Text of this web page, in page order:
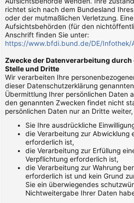
richtet sich nach dem Bundesland
oder der mutmaßlichen Verletzung.
Aufsichtsbehörden (für den
Anschrift finden Sie unter:
https://www.bfdi.bund.de/DE/Infothek/
Zwecke der Datenverarbeitung
Stelle und Dritte
Wir verarbeiten Ihre
dieser Datenschutzerklärung
Übermittlung Ihrer persönlichen Daten
den genannten Zwecken findet nicht
persönlichen Daten nur an Dritte
Sie Ihre ausdrückliche
die Verarbeitung zur Abwicklung
erforderlich ist,
die Verarbeitung zur Erfüllung
Verpflichtung erforderlich ist,
die Verarbeitung zur Wahrung
erforderlich ist und kein Grund
Sie ein überwiegendes
Nichtweitergabe Ihrer Daten